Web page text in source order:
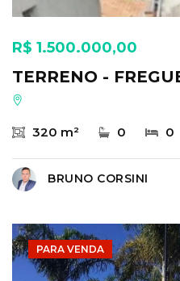
R$ 1.500.000,00
TERRENO -
320 m² 0 0
BRUNO CORSINI
PARA VENDA